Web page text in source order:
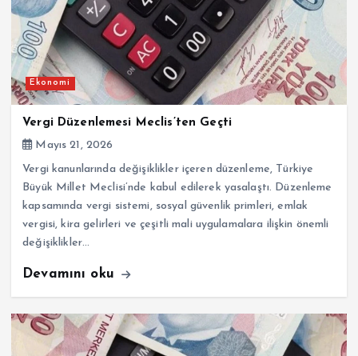
Ekonomi
Vergi Düzenlemesi Meclis’ten Geçti
Mayıs 21, 2026
Vergi kanunlarında değişiklikler içeren düzenleme, Türkiye
Büyük Millet Meclisi’nde kabul edilerek yasalaştı. Düzenleme
kapsamında vergi sistemi, sosyal güvenlik primleri, emlak
vergisi, kira gelirleri ve çeşitli mali uygulamalara ilişkin önemli
değişiklikler…
Devamını oku